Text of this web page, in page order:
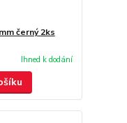
černý 2ks
Ihned k dodání